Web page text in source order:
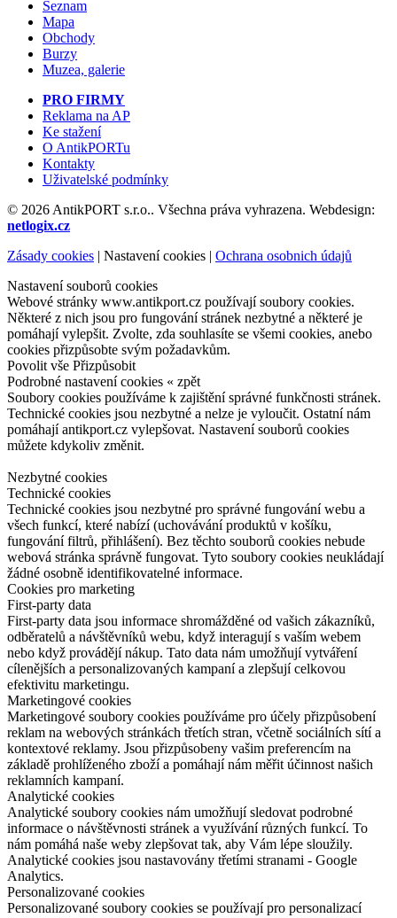
Seznam
Mapa
Obchody
Burzy
Muzea, galerie
PRO FIRMY
Reklama na AP
Ke stažení
O AntikPORTu
Kontakty
Uživatelské podmínky
© 2026 AntikPORT s.r.o.. Všechna práva vyhrazena. Webdesign:
netlogix.cz
Zásady cookies | Nastavení cookies | Ochrana osobnich údajů
Nastavení souborů cookies
Webové stránky www.antikport.cz používají soubory cookies.
Některé z nich jsou pro fungování stránek nezbytné a některé je
pomáhají vylepšit. Zvolte, zda souhlasíte se všemi cookies, anebo
cookies přizpůsobte svým požadavkům.
Povolit vše Přizpůsobit
Podrobné nastavení cookies « zpět
Soubory cookies používáme k zajištění správné funkčnosti stránek.
Technické cookies jsou nezbytné a nelze je vyloučit. Ostatní nám
pomáhají antikport.cz vylepšovat. Nastavení souborů cookies
můžete kdykoliv změnit.
Nezbytné cookies
Technické cookies
Technické cookies jsou nezbytné pro správné fungování webu a
všech funkcí, které nabízí (uchovávání produktů v košíku,
fungování filtrů, přihlášení). Bez těchto souborů cookies nebude
webová stránka správně fungovat. Tyto soubory cookies neukládají
žádné osobně identifikovatelné informace.
Cookies pro marketing
First-party data
First-party data jsou informace shromážděné od vašich zákazníků,
odběratelů a návštěvníků webu, když interagují s vaším webem
nebo když provádějí nákup. Tato data nám umožňují vytváření
cílenějších a personalizovaných kampaní a zlepšují celkovou
efektivitu marketingu.
Marketingové cookies
Marketingové soubory cookies používáme pro účely přizpůsobení
reklam na webových stránkách třetích stran, včetně sociálních sítí a
kontextové reklamy. Jsou přizpůsobeny vašim preferencím na
základě prohlíženého zboží a pomáhají nám měřit účinnost našich
reklamních kampaní.
Analytické cookies
Analytické soubory cookies nám umožňují sledovat podrobné
informace o návštěvnosti stránek a využívání různých funkcí. To
nám pomáhá naše weby zlepšovat tak, aby Vám lépe sloužily.
Analytické cookies jsou nastavovány třetími stranami - Google
Analytics.
Personalizované cookies
Personalizované soubory cookies se používají pro personalizací